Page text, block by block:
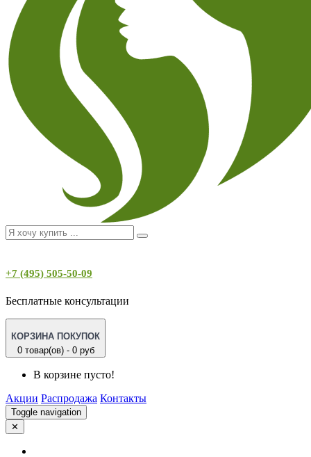
+7 (495) 505-50-09
Бесплатные консультации
КОРЗИНА ПОКУПОК
0 товар(ов) - 0 руб
В корзине пусто!
Акции Распродажа Контакты
Toggle navigation
✕